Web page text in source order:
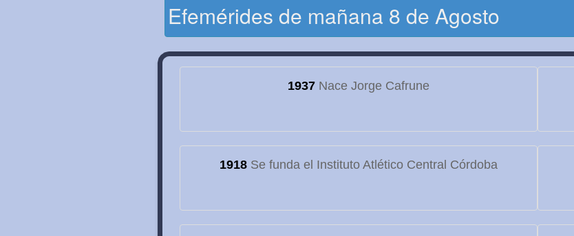
Efemérides de mañana 8 de Agosto
1937Nace Jorge Cafrune
1918Se funda el Instituto Atlético Central Córdoba